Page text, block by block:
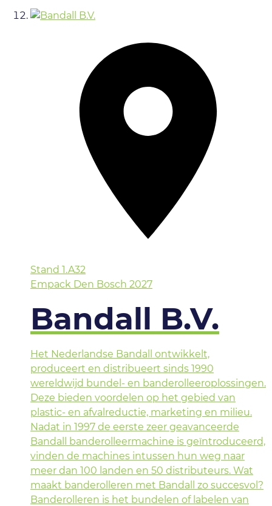
Stand 1.A32
Empack Den Bosch 2027
Bandall B.V.
Het Nederlandse Bandall ontwikkelt,
produceert en distribueert sinds 1990
wereldwijd bundel- en banderolleeroplossingen.
Deze bieden voordelen op het gebied van
plastic- en afvalreductie, marketing en milieu.
Nadat in 1997 de eerste zeer geavanceerde
Bandall banderolleermachine is geïntroduceerd,
vinden de machines intussen hun weg naar
meer dan 100 landen en 50 distributeurs. Wat
maakt banderolleren met Bandall zo succesvol?
Banderolleren is het bundelen of labelen van